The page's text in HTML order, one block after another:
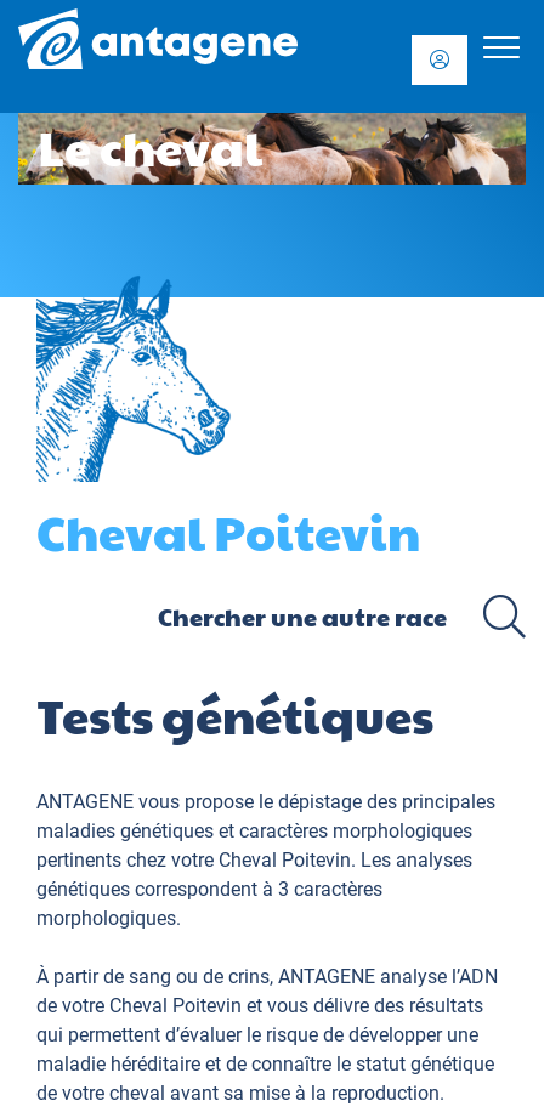
Le cheval
Cheval Poitevin
Tests génétiques
ANTAGENE vous propose le dépistage des principales
maladies génétiques et caractères morphologiques
pertinents chez votre Cheval Poitevin. Les analyses
génétiques correspondent à 3 caractères
morphologiques.
À partir de sang ou de crins, ANTAGENE analyse l’ADN
de votre Cheval Poitevin et vous délivre des résultats
qui permettent d’évaluer le risque de développer une
maladie héréditaire et de connaître le statut génétique
de votre cheval avant sa mise à la reproduction.